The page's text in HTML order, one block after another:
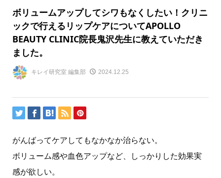
ボリュームアップしてシワもなくしたい！クリニ
ックで行えるリップケアについてAPOLLO
BEAUTY CLINIC院長鬼沢先生に教えていただき
ました。
キレイ研究室 編集部 2024.12.25
がんばってケアしてもなかなか治らない。
ボリューム感や血色アップなど、しっかりした効果実
感が欲しい。